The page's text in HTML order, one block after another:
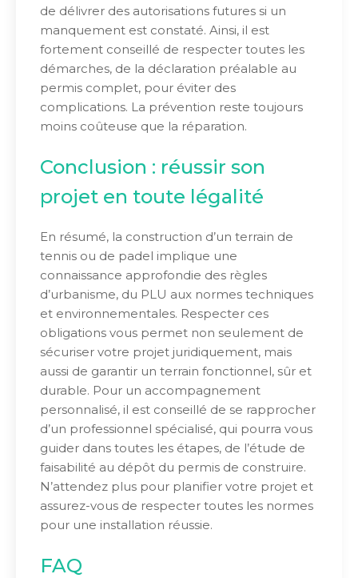
de délivrer des autorisations futures si un
manquement est constaté. Ainsi, il est
fortement conseillé de respecter toutes les
démarches, de la déclaration préalable au
permis complet, pour éviter des
complications. La prévention reste toujours
moins coûteuse que la réparation.
Conclusion : réussir son
projet en toute légalité
En résumé, la construction d’un terrain de
tennis ou de padel implique une
connaissance approfondie des règles
d’urbanisme, du PLU aux normes techniques
et environnementales. Respecter ces
obligations vous permet non seulement de
sécuriser votre projet juridiquement, mais
aussi de garantir un terrain fonctionnel, sûr et
durable. Pour un accompagnement
personnalisé, il est conseillé de se rapprocher
d’un professionnel spécialisé, qui pourra vous
guider dans toutes les étapes, de l’étude de
faisabilité au dépôt du permis de construire.
N’attendez plus pour planifier votre projet et
assurez-vous de respecter toutes les normes
pour une installation réussie.
FAQ